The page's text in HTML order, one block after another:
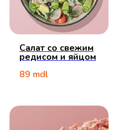
Салат со свежим
редисом и яйцом
89 mdl